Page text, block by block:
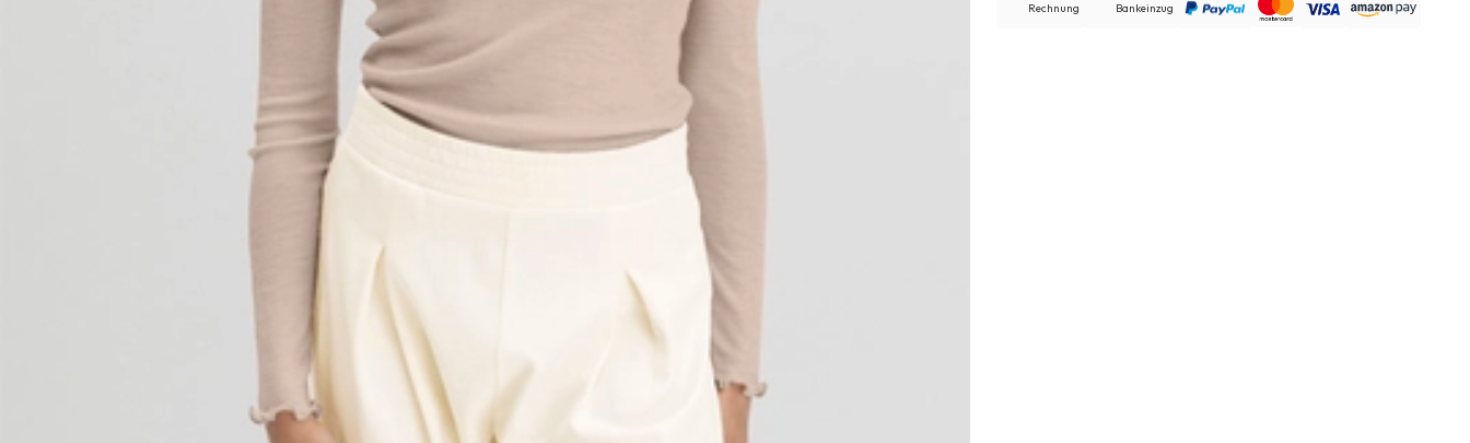
Rechnung Bankeinzug